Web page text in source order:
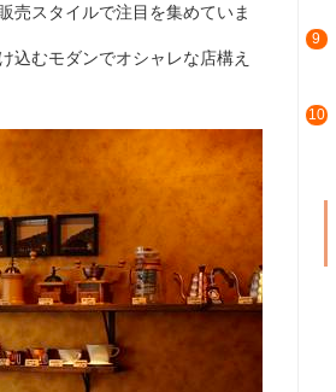
売スタイルで注目を集めていま
込むモダンでオシャレな店構え
9
10